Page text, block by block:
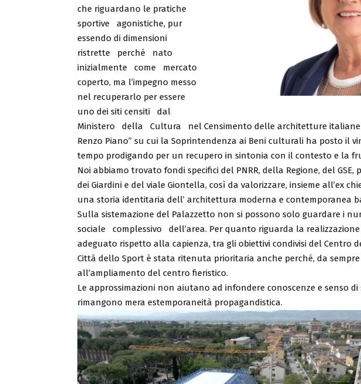
che riguardano le pratiche
sportive agonistiche, pur
essendo di dimensioni
ristrette perché nato
inizialmente come mercato
coperto, ma l’impegno messo
nel recuperarlo per essere
uno dei siti censiti dal
Ministero della Cultura nel Censimento delle architetture italiane
Renzo Piano” su cui la Soprintendenza ai Beni culturali ha posto il
tempo prodigando per un recupero in sintonia con il contesto e la
Noi abbiamo trovato fondi specifici del PNRR, della Regione, del
dei Giardini e del viale Giontella, così da valorizzare, insieme all’ex
una storia identitaria dell’ architettura moderna e contemporanea
Sulla sistemazione del Palazzetto non si possono solo guardare i
sociale complessivo dell’area. Per quanto riguarda la
adeguato rispetto alla capienza, tra gli obiettivi condivisi del Centro
Città dello Sport è stata ritenuta prioritaria anche perché, da
all’ampliamento del centro fieristico.
Le approssimazioni non aiutano ad infondere conoscenze e senso di
rimangono mera estemporaneità propagandistica.